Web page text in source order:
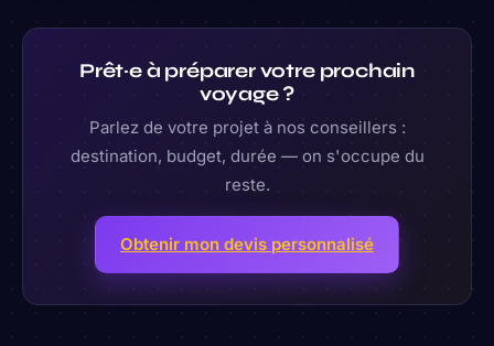
Prêt·e à préparer votre prochain
voyage ?
Parlez de votre projet à nos conseillers :
destination, budget, durée — on s'occupe du
reste.
Obtenir mon devis personnalisé